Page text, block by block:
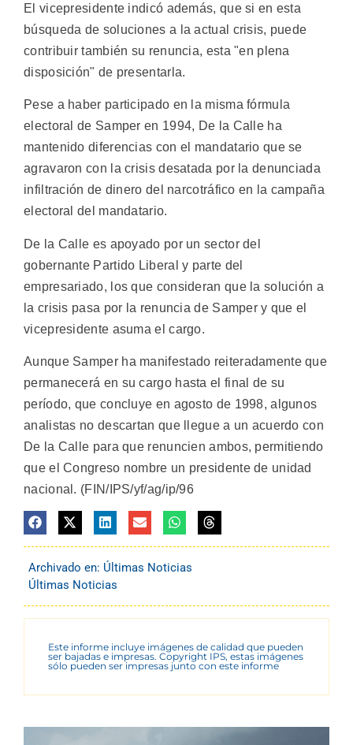
El vicepresidente indicó además, que si en esta
búsqueda de soluciones a la actual crisis, puede
contribuir también su renuncia, esta "en plena
disposición" de presentarla.
Pese a haber participado en la misma fórmula
electoral de Samper en 1994, De la Calle ha
mantenido diferencias con el mandatario que se
agravaron con la crisis desatada por la denunciada
infiltración de dinero del narcotráfico en la campaña
electoral del mandatario.
De la Calle es apoyado por un sector del
gobernante Partido Liberal y parte del
empresariado, los que consideran que la solución a
la crisis pasa por la renuncia de Samper y que el
vicepresidente asuma el cargo.
Aunque Samper ha manifestado reiteradamente que
permanecerá en su cargo hasta el final de su
período, que concluye en agosto de 1998, algunos
analistas no descartan que llegue a un acuerdo con
De la Calle para que renuncien ambos, permitiendo
que el Congreso nombre un presidente de unidad
nacional. (FIN/IPS/yf/ag/ip/96
Archivado en: Últimas Noticias
Últimas Noticias
Este informe incluye imágenes de calidad que pueden
ser bajadas e impresas. Copyright IPS, estas imágenes
sólo pueden ser impresas junto con este informe